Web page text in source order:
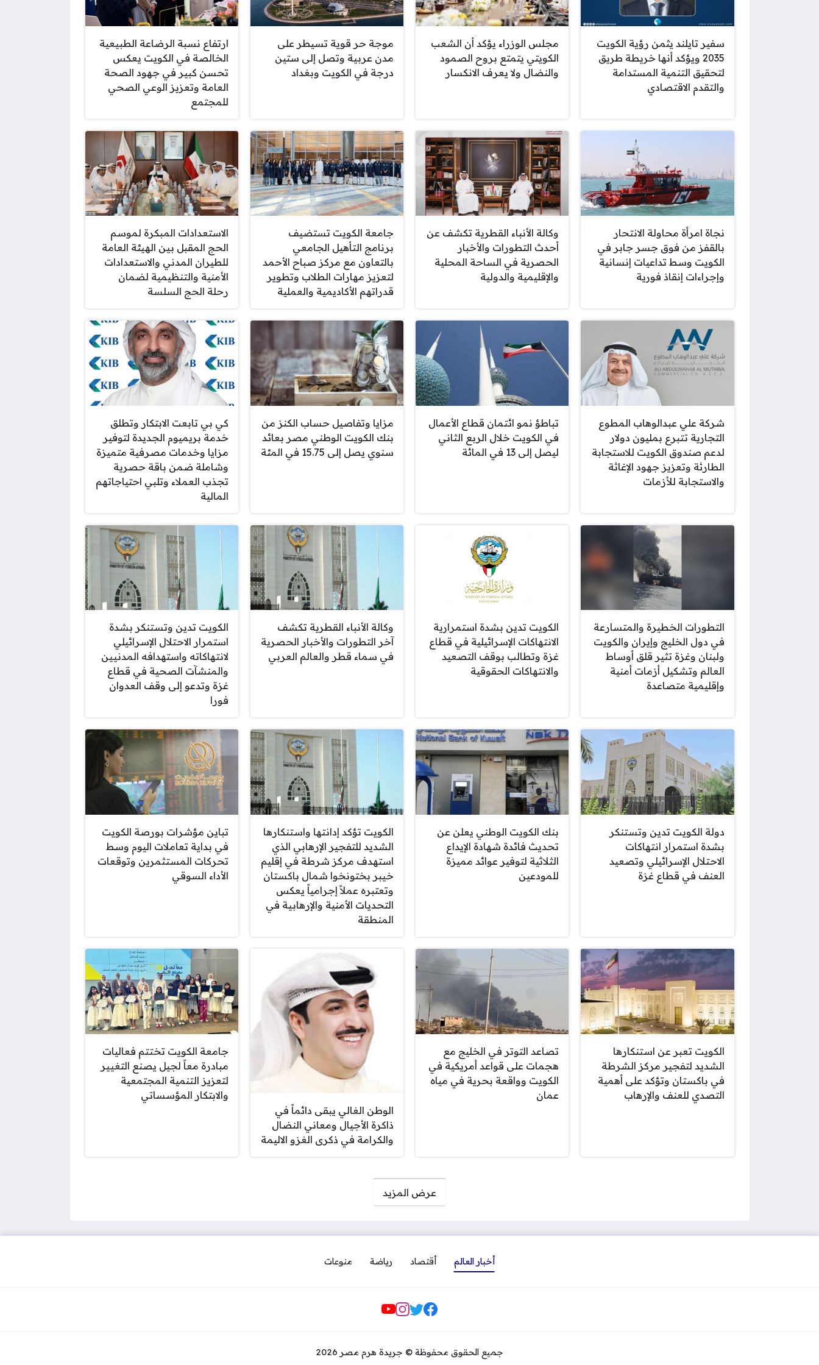
سفير تايلند يثمن رؤية الكويت
2035 ويؤكد أنها خريطة طريق
لتحقيق التنمية المستدامة
والتقدم الاقتصادي
مجلس الوزراء يؤكد أن الشعب
الكويتي يتمتع بروح الصمود
والنضال ولا يعرف الانكسار
موجة حر قوية تسيطر على
مدن عربية وتصل إلى ستين
درجة في الكويت وبغداد
ارتفاع نسبة الرضاعة الطبيعية
الخالصة في الكويت يعكس
تحسن كبير في جهود الصحة
العامة وتعزيز الوعي الصحي
للمجتمع
نجاة امرأة محاولة الانتحار
بالقفز من فوق جسر جابر في
الكويت وسط تداعيات إنسانية
وإجراءات إنقاذ فورية
وكالة الأنباء القطرية تكشف عن
أحدث التطورات والأخبار
الحصرية في الساحة المحلية
والإقليمية والدولية
جامعة الكويت تستضيف
برنامج التأهيل الجامعي
بالتعاون مع مركز صباح الأحمد
لتعزيز مهارات الطلاب وتطوير
قدراتهم الأكاديمية والعملية
الاستعدادات المبكرة لموسم
الحج المقبل بين الهيئة العامة
للطيران المدني والاستعدادات
الأمنية والتنظيمية لضمان
رحلة الحج السلسة
شركة علي عبدالوهاب المطوع
التجارية تتبرع بمليون دولار
لدعم صندوق الكويت للاستجابة
الطارئة وتعزيز جهود الإغاثة
والاستجابة للأزمات
تباطؤ نمو ائتمان قطاع الأعمال
في الكويت خلال الربع الثاني
ليصل إلى 13 في المائة
مزايا وتفاصيل حساب الكنز من
بنك الكويت الوطني مصر بعائد
سنوي يصل إلى 15.75 في المئة
كي بي تابعت الابتكار وتطلق
خدمة بريميوم الجديدة لتوفير
مزايا وخدمات مصرفية متميزة
وشاملة ضمن باقة حصرية
تجذب العملاء وتلبي احتياجاتهم
المالية
التطورات الخطيرة والمتسارعة
في دول الخليج وإيران والكويت
ولبنان وغزة تثير قلق أوساط
العالم وتشكيل أزمات أمنية
وإقليمية متصاعدة
الكويت تدين بشدة استمرارية
الانتهاكات الإسرائيلية في قطاع
غزة وتطالب بوقف التصعيد
والانتهاكات الحقوقية
وكالة الأنباء القطرية تكشف
آخر التطورات والأخبار الحصرية
في سماء قطر والعالم العربي
الكويت تدين وتستنكر بشدة
استمرار الاحتلال الإسرائيلي
لانتهاكاته واستهدافه المدنيين
والمنشآت الصحية في قطاع
غزة وتدعو إلى وقف العدوان
فورا
دولة الكويت تدين وتستنكر
بشدة استمرار انتهاكات
الاحتلال الإسرائيلي وتصعيد
العنف في قطاع غزة
بنك الكويت الوطني يعلن عن
تحديث فائدة شهادة الإيداع
الثلاثية لتوفير عوائد مميزة
للمودعين
الكويت تؤكد إدانتها واستنكارها
الشديد للتفجير الإرهابي الذي
استهدف مركز شرطة في إقليم
خيبر بختونخوا شمال باكستان
وتعتبره عملاً إجرامياً يعكس
التحديات الأمنية والإرهابية في
المنطقة
تباين مؤشرات بورصة الكويت
في بداية تعاملات اليوم وسط
تحركات المستثمرين وتوقعات
الأداء السوقي
الكويت تعبر عن استنكارها
الشديد لتفجير مركز الشرطة
في باكستان وتؤكد على أهمية
التصدي للعنف والإرهاب
تصاعد التوتر في الخليج مع
هجمات على قواعد أمريكية في
الكويت وواقعة بحرية في مياه
عمان
الوطن الغالي يبقى دائماً في
ذاكرة الأجيال ومعاني النضال
والكرامة في ذكرى الغزو الاليمة
جامعة الكويت تختتم فعاليات
مبادرة معاً لجيل يصنع التغيير
لتعزيز التنمية المجتمعية
والابتكار المؤسساتي
عرض المزيد
أخبار العالم أقتصاد رياضة منوعات
مواقع التواصل
جميع الحقوق محفوظة © جريدة هرم مصر 2026